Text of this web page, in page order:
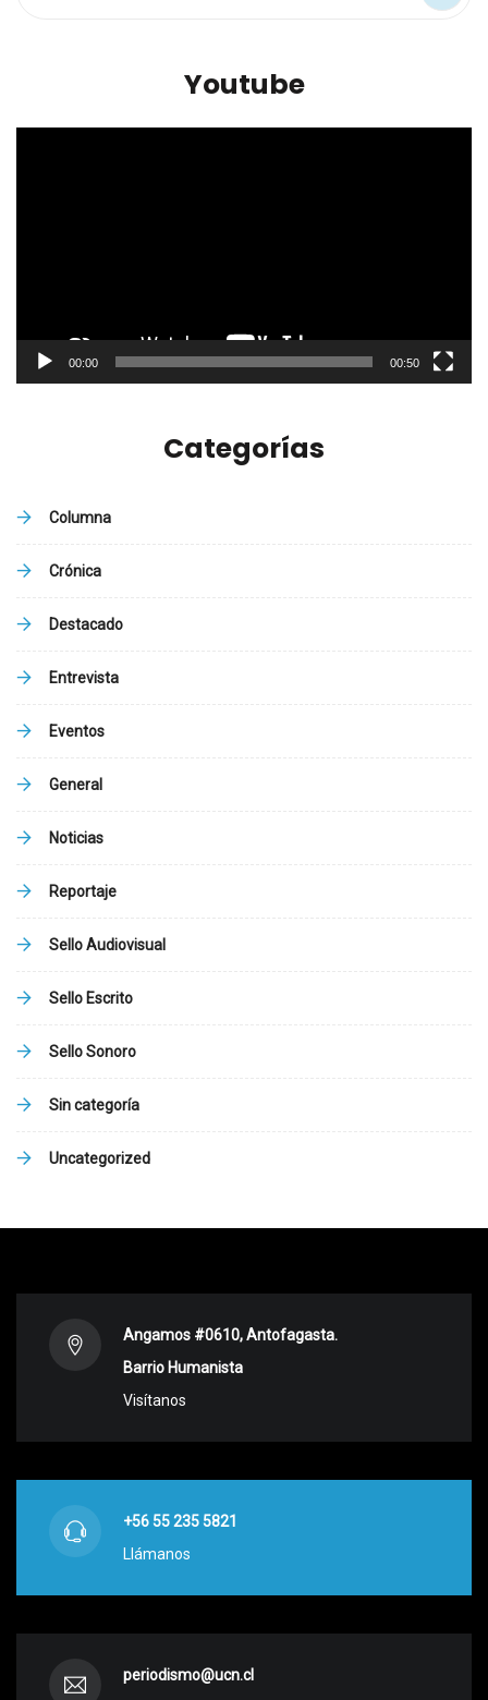
Youtube
00:00 00:50
Categorías
Columna
Crónica
Destacado
Entrevista
Eventos
General
Noticias
Reportaje
Sello Audiovisual
Sello Escrito
Sello Sonoro
Sin categoría
Uncategorized
Angamos #0610, Antofagasta.
Barrio Humanista
Visítanos
+56 55 235 5821
Llámanos
periodismo@ucn.cl